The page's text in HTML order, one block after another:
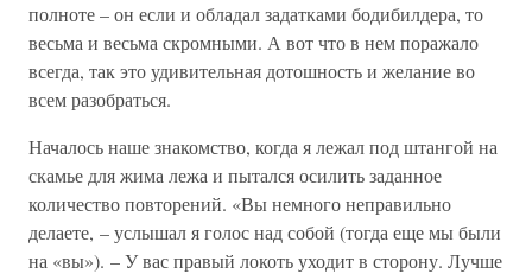
полноте – он если и обладал задатками бодибилдера, то
весьма и весьма скромными. А вот что в нем поражало
всегда, так это удивительная дотошность и желание во
всем разобраться.
Началось наше знакомство, когда я лежал под штангой на
скамье для жима лежа и пытался осилить заданное
количество повторений. «Вы немного неправильно
делаете, – услышал я голос над собой (тогда еще мы были
на «вы»). – У вас правый локоть уходит в сторону. Лучше